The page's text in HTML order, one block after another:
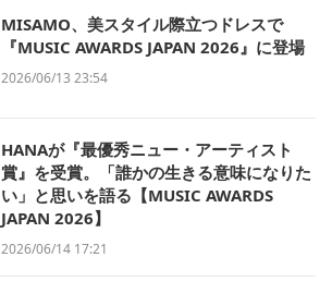
MISAMO、美スタイル際立つドレスで
『MUSIC AWARDS JAPAN 2026』に登場
2026/06/13 23:54
HANAが『最優秀ニュー・アーティスト
賞』を受賞。「誰かの生きる意味になりた
い」と思いを語る【MUSIC AWARDS
JAPAN 2026】
2026/06/14 17:21